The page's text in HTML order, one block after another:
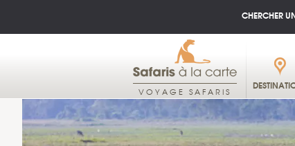
CHERCHER
VOYAGE SAFARIS